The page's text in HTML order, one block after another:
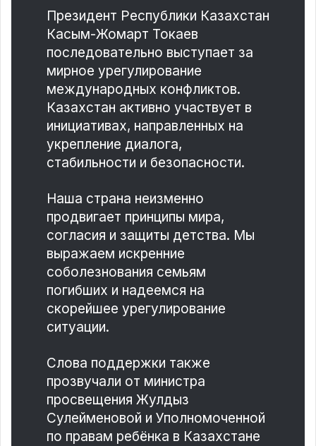
Президент Республики Казахстан
Касым-Жомарт Токаев
последовательно выступает за
мирное урегулирование
международных конфликтов.
Казахстан активно участвует в
инициативах, направленных на
укрепление диалога,
стабильности и безопасности.
Наша страна неизменно
продвигает принципы мира,
согласия и защиты детства. Мы
выражаем искренние
соболезнования семьям
погибших и надеемся на
скорейшее урегулирование
ситуации.
Слова поддержки также
прозвучали от министра
просвещения Жулдыз
Сулейменовой и Уполномоченной
по правам ребёнка в Казахстане